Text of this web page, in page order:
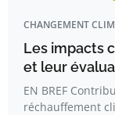
CHANGEMENT
Les impacts
et leur
EN BREF
réchauffement